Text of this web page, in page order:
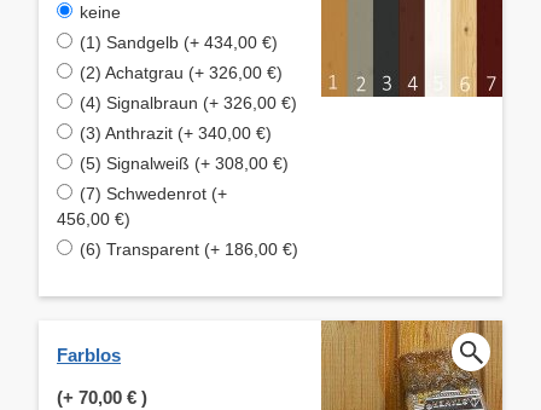
keine
(1) Sandgelb (+ 434,00 €)
(2) Achatgrau (+ 326,00 €)
(4) Signalbraun (+ 326,00 €)
(3) Anthrazit (+ 340,00 €)
(5) Signalweiß (+ 308,00 €)
(7) Schwedenrot (+
456,00 €)
(6) Transparent (+ 186,00 €)
Farblos
(+ 70,00 € )